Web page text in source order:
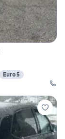
Euro 5